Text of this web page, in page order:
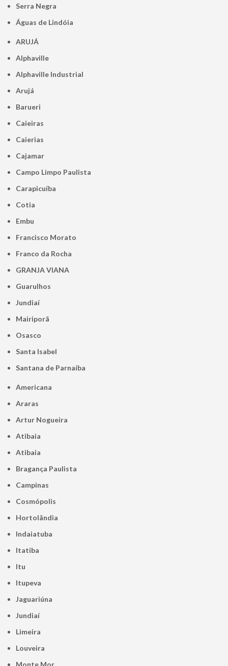
Serra Negra
Águas de Lindóia
ARUJÁ
Alphaville
Alphaville Industrial
Arujá
Barueri
Caieiras
Caierias
Cajamar
Campo Limpo Paulista
Carapicuíba
Cotia
Embu
Francisco Morato
Franco da Rocha
GRANJA VIANA
Guarulhos
Jundiaí
Mairiporã
Osasco
Santa Isabel
Santana de Parnaíba
Americana
Araras
Artur Nogueira
Atibaia
Atibaia
Bragança Paulista
Campinas
Cosmópolis
Hortolândia
Indaiatuba
Itatiba
Itu
Itupeva
Jaguariúna
Jundiaí
Limeira
Louveira